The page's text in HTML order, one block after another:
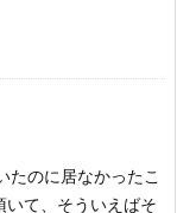
たのに居なかったこ
いて、そういえばそ